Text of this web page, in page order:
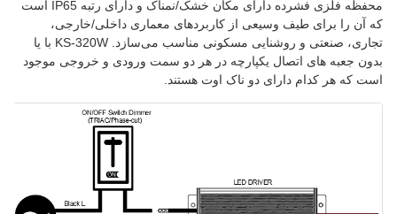
محفظه فلزی فشرده دارای مکان خشک/نمناک و دارای رتبه IP65 است
که آن را برای طیف وسیعی از کاربردهای معماری داخلی/خارجی،
تجاری، صنعتی و روشنایی مسکونی مناسب می‌سازد. KS-320W با یا
بدون جعبه های اتصال یکپارچه در هر دو سمت ورودی و خروجی موجود
است که هر کدام دارای دو ناک اوت هستند.